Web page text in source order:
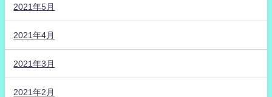
2021年5月
2021年4月
2021年3月
2021年2月